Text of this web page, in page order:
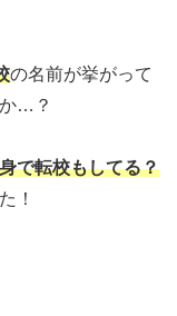
の名前が挙がって
…？
で転校もしてる？
！